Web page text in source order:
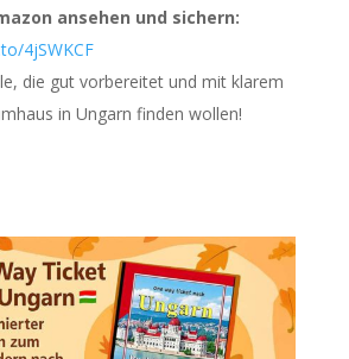
ansehen und sichern:
4jSWKCF
die gut vorbereitet und mit klarem
in Ungarn finden wollen!